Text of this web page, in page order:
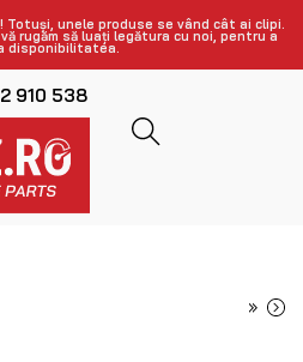
unele produse se vând cât ai clipi.
rugăm să luați legătura cu noi, pentru a
disponibilitatea.
910 538
»